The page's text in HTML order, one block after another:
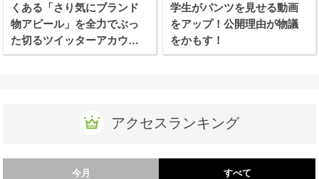
くある「さり気にブランド
物アピール」を全力でぶっ
た切るツイッターアカウン
トが話題に！
学生がパンツを見せる動画
をアップ！公開理由が物議
をかもす！
アクセスランキング
今月 すべて